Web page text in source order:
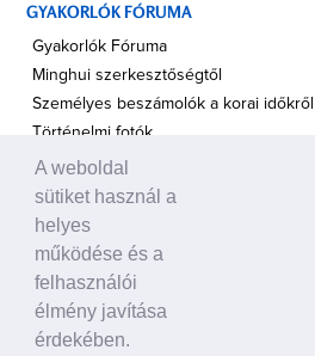
GYAKORLÓK FÓRUMA
Gyakorlók Fóruma
Minghui szerkesztőségtől
Személyes beszámolók a korai időkről
Történelmi fotók
A TÁMOGATÁS HANGJA
Politikusok
Civil szervezetek, ENSZ
Egyéb
A VILÁG HÍREI
A weboldal
sütiket használ a
helyes
működése és a
felhasználói
élmény javítása
érdekében.